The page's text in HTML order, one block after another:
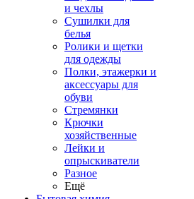
и чехлы
Сушилки для
белья
Ролики и щетки
для одежды
Полки, этажерки и
аксессуары для
обуви
Стремянки
Крючки
хозяйственные
Лейки и
опрыскиватели
Разное
Ещё